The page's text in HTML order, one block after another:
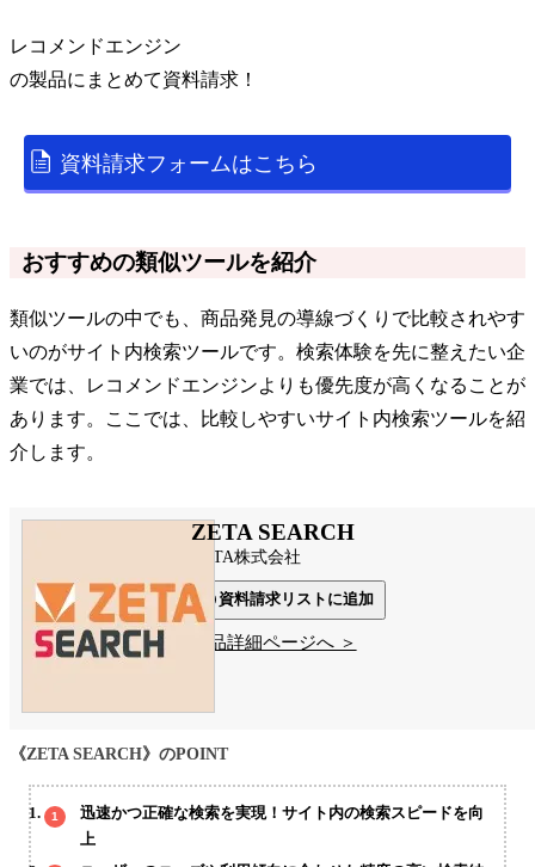
レコメンドエンジン
の製品にまとめて資料請求！
資料請求フォームはこちら
おすすめの類似ツールを紹介
類似ツールの中でも、商品発見の導線づくりで比較されやす
いのがサイト内検索ツールです。検索体験を先に整えたい企
業では、レコメンドエンジンよりも優先度が高くなることが
あります。ここでは、比較しやすいサイト内検索ツールを紹
介します。
ZETA SEARCH
ZETA株式会社
資料請求リストに追加
製品詳細ページへ ＞
《ZETA SEARCH》のPOINT
迅速かつ正確な検索を実現！サイト内の検索スピードを向
上